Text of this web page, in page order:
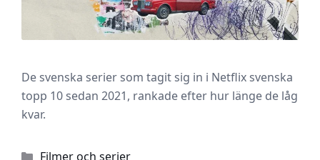
De svenska serier som tagit sig in i Netflix svenska
topp 10 sedan 2021, rankade efter hur länge de låg
kvar.
Kategorier
Filmer och serier